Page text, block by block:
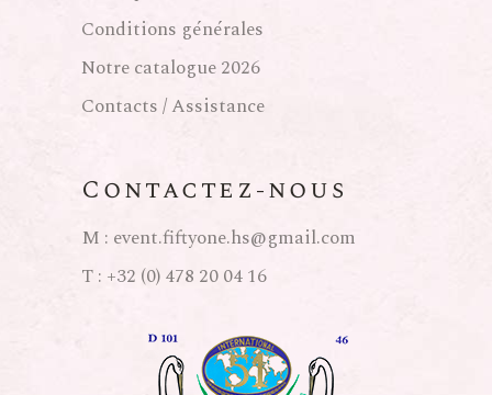
Contactez-nous
M : event.fiftyone.hs@gmail.com
T : +32 (0) 478 20 04 16
Conditions générales
Notre catalogue 2026
Contacts / Assistance